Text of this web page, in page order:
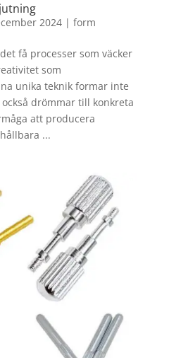
2024| form
få processer som väcker
som
unika teknik formar inte
drömmar till konkreta
att producera
...